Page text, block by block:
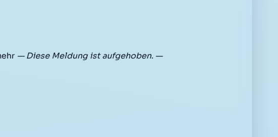
— Diese Meldung ist aufgehoben. —